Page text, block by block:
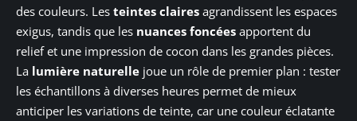
des couleurs. Les teintes claires agrandissent les espaces
exigus, tandis que les nuances foncées apportent du
relief et une impression de cocon dans les grandes pièces.
La lumière naturelle joue un rôle de premier plan : tester
les échantillons à diverses heures permet de mieux
anticiper les variations de teinte, car une couleur éclatante